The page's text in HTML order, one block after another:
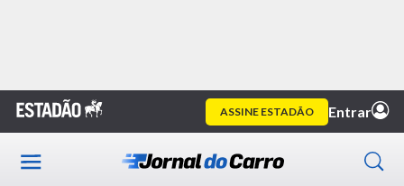
Ofertas 0km